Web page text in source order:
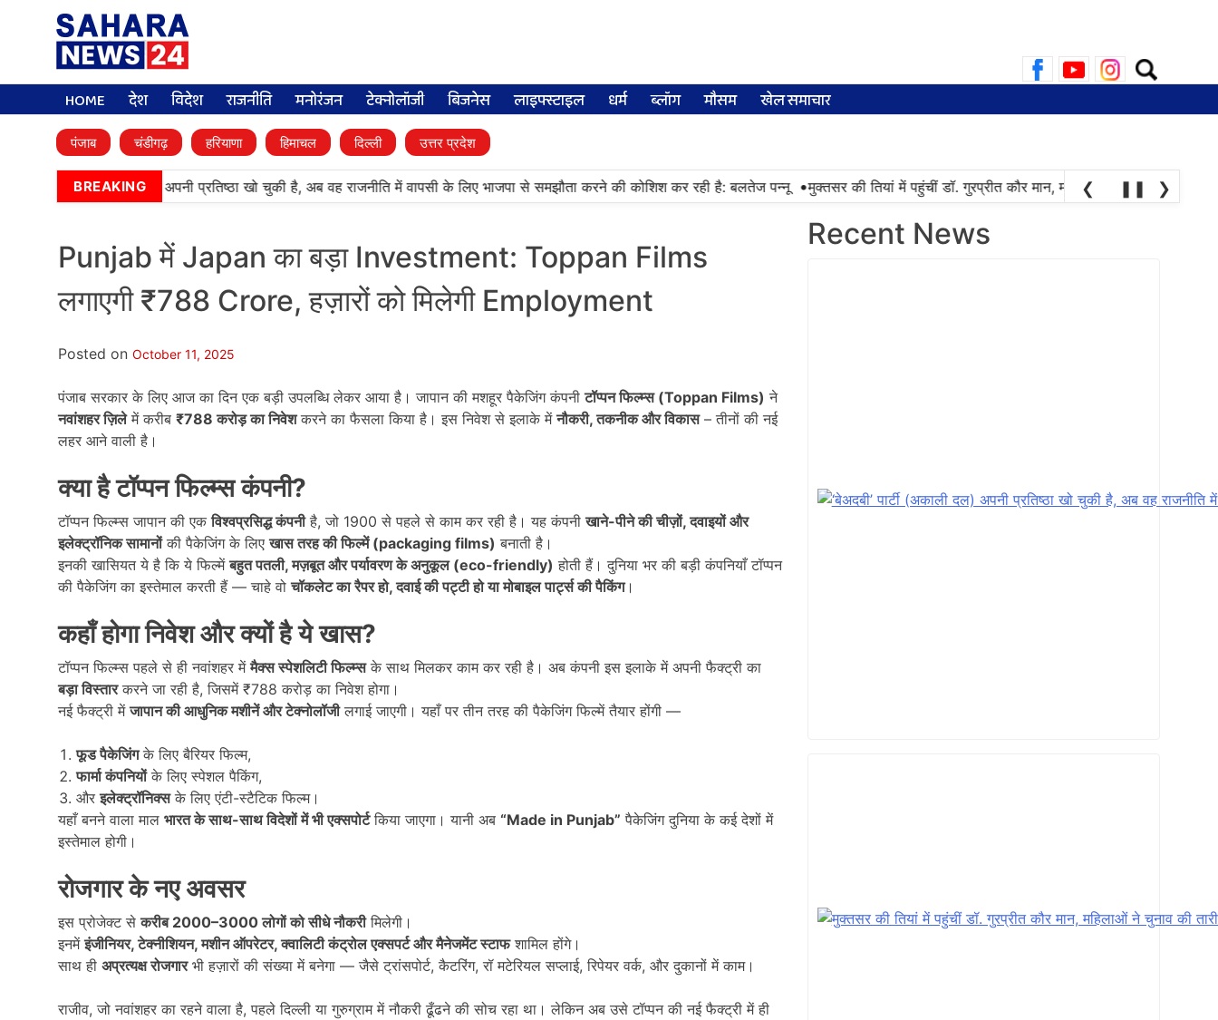
Search
for:
HOME देश विदेश राजनीति मनोरंजन टेक्नोलॉजी बिजनेस लाइफ्स्टाइल धर्म ब्लॉग मौसम खेल समाचार
पंजाब चंडीगढ़ हरियाणा हिमाचल दिल्ली उत्तर प्रदेश
BREAKING
पार्टी (अकाली दल) अपनी प्रतिष्ठा खो चुकी है, अब वह राजनीति में वापसी के लिए भाजपा से समझौता करने की कोशिश कर रही है: बलतेज पन्नू •मुक्तसर की तियां में पहुंचीं डॉ. गुरप्रीत कौर मान, महिलाओं ने चुनाव की तारीख
❮ ❚❚ ❯
Punjab में Japan का बड़ा Investment: Toppan Films
लगाएगी ₹788 Crore, हज़ारों को मिलेगी Employment
Posted on October 11, 2025
पंजाब सरकार के लिए आज का दिन एक बड़ी उपलब्धि लेकर आया है। जापान की मशहूर पैकेजिंग कंपनीटॉप्पन फिल्म्स (Toppan Films) ने
नवांशहर ज़िलेमें करीब ₹788करोड़ का निवेशकरने का फैसला किया है। इस निवेश से इलाके मेंनौकरी,तकनीक और विकास– तीनों की नई
लहर आने वाली है।
क्या है टॉप्पन फिल्म्स कंपनी?
टॉप्पन फिल्म्स जापान की एकविश्वप्रसिद्ध कंपनीहै, जो 1900 से पहले से काम कर रही है। यह कंपनीखाने-पीने की चीज़ों,दवाइयों और
इलेक्ट्रॉनिक सामानोंकी पैकेजिंग के लिएखास तरह की फिल्में (packaging films) बनाती है।
इनकी खासियत ये है कि ये फिल्मेंबहुत पतली,मज़बूत और पर्यावरण के अनुकूल (eco-friendly) होती हैं। दुनिया भर की बड़ी कंपनियाँ टॉप्पन
की पैकेजिंग का इस्तेमाल करती हैं — चाहे वोचॉकलेट का रैपर हो,दवाई की पट्टी हो या मोबाइल पार्ट्स की पैकिंग।
कहाँ होगा निवेश और क्यों है ये खास?
टॉप्पन फिल्म्स पहले से ही नवांशहर मेंमैक्स स्पेशलिटी फिल्म्सके साथ मिलकर काम कर रही है। अब कंपनी इस इलाके में अपनी फैक्ट्री का
बड़ा विस्तारकरने जा रही है, जिसमें ₹788 करोड़ का निवेश होगा।
नई फैक्ट्री मेंजापान की आधुनिक मशीनें और टेक्नोलॉजीलगाई जाएगी। यहाँ पर तीन तरह की पैकेजिंग फिल्में तैयार होंगी —
फूड पैकेजिंगके लिए बैरियर फिल्म,
फार्मा कंपनियोंके लिए स्पेशल पैकिंग,
औरइलेक्ट्रॉनिक्सके लिए एंटी-स्टैटिक फिल्म।
यहाँ बनने वाला माल भारत के साथ-साथ विदेशों में भी एक्सपोर्टकिया जाएगा। यानी अब “Made in Punjab” पैकेजिंग दुनिया के कई देशों में
इस्तेमाल होगी।
रोजगार के नए अवसर
इस प्रोजेक्ट सेकरीब 2000–3000लोगों को सीधे नौकरीमिलेगी।
इनमेंइंजीनियर,टेक्नीशियन,मशीन ऑपरेटर,क्वालिटी कंट्रोल एक्सपर्ट और मैनेजमेंट स्टाफशामिल होंगे।
साथ ही अप्रत्यक्ष रोजगारभी हज़ारों की संख्या में बनेगा — जैसे ट्रांसपोर्ट, कैटरिंग, रॉ मटेरियल सप्लाई, रिपेयर वर्क, और दुकानों में काम।
राजीव, जो नवांशहर का रहने वाला है, पहले दिल्ली या गुरुग्राम में नौकरी ढूँढने की सोच रहा था। लेकिन अब उसे टॉप्पन की नई फैक्ट्री में ही
Recent News